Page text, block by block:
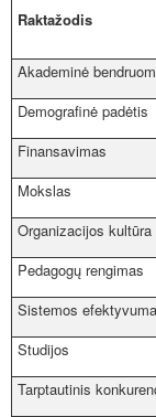
Raktažodis
Akademinė
Demografinė padėtis
Finansavimas
Mokslas
Organizacijos kultūra
Pedagogų rengimas
Sistemos
Studijos
Tarptautinis